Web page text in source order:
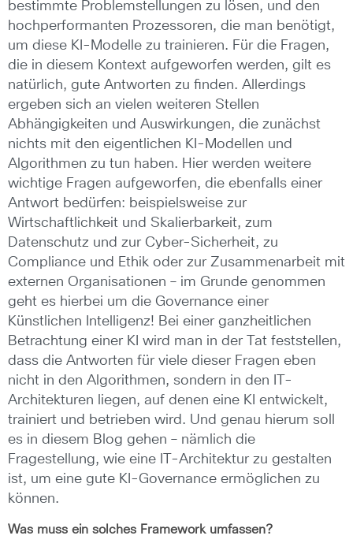
bestimmte Problemstellungen zu lösen, und den
hochperformanten Prozessoren, die man benötigt,
um diese KI-Modelle zu trainieren. Für die Fragen,
die in diesem Kontext aufgeworfen werden, gilt es
natürlich, gute Antworten zu finden. Allerdings
ergeben sich an vielen weiteren Stellen
Abhängigkeiten und Auswirkungen, die zunächst
nichts mit den eigentlichen KI-Modellen und
Algorithmen zu tun haben. Hier werden weitere
wichtige Fragen aufgeworfen, die ebenfalls einer
Antwort bedürfen: beispielsweise zur
Wirtschaftlichkeit und Skalierbarkeit, zum
Datenschutz und zur Cyber-Sicherheit, zu
Compliance und Ethik oder zur Zusammenarbeit mit
externen Organisationen – im Grunde genommen
geht es hierbei um die Governance einer
Künstlichen Intelligenz! Bei einer ganzheitlichen
Betrachtung einer KI wird man in der Tat feststellen,
dass die Antworten für viele dieser Fragen eben
nicht in den Algorithmen, sondern in den IT-
Architekturen liegen, auf denen eine KI entwickelt,
trainiert und betrieben wird. Und genau hierum soll
es in diesem Blog gehen – nämlich die
Fragestellung, wie eine IT-Architektur zu gestalten
ist, um eine gute KI-Governance ermöglichen zu
können.
Was muss ein solches Framework umfassen?